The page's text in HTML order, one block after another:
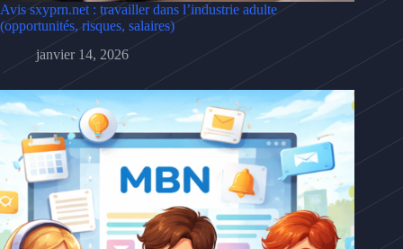
Avis sxyprn.net : travailler dans l’industrie adulte
(opportunités, risques, salaires)
janvier 14, 2026